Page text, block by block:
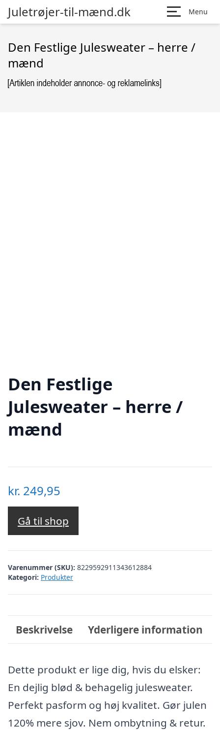
Juletrøjer-til-mænd.dk Menu
Den Festlige Julesweater – herre /
mænd
Den Festlige
Julesweater – herre /
mænd
kr. 249,95
Gå til shop
Varenummer (SKU): 8229592911343612884
Kategori: Produkter
Beskrivelse Yderligere information
Dette produkt er lige dig, hvis du elsker:
En dejlig blød & behagelig julesweater.
Perfekt pasform og høj kvalitet. Gør julen
120% mere sjov. Nem ombytning & retur.